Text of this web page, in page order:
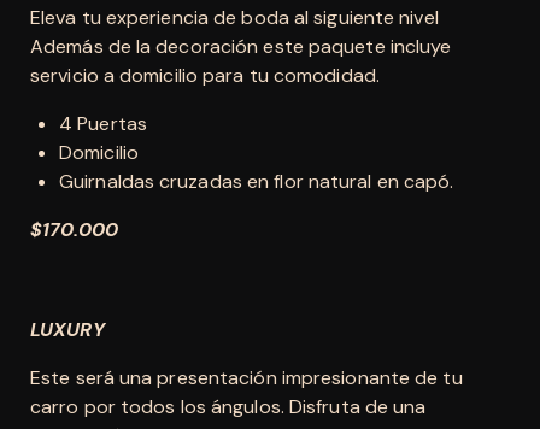
Eleva tu experiencia de boda al siguiente nivel
Además de la decoración este paquete incluye
servicio a domicilio para tu comodidad.
4 Puertas
Domicilio
Guirnaldas cruzadas en flor natural en capó.
$170.000
LUXURY
Este será una presentación impresionante de tu
carro por todos los ángulos. Disfruta de una